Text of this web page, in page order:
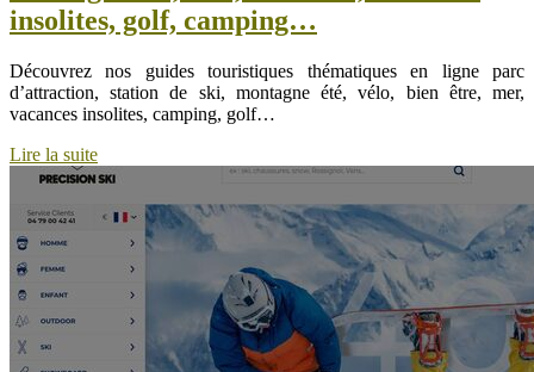
insolites, golf, camping…
Découvrez nos guides touristiques thématiques en ligne parc
d’attraction, station de ski, montagne été, vélo, bien être, mer,
vacances insolites, camping, golf…
Lire la suite